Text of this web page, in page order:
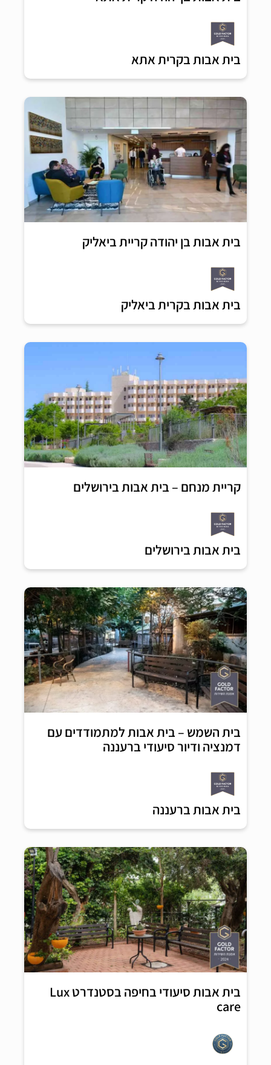
בית אבות בקרית אתא
בית אבות בן יהודה קריית ביאליק
בית אבות בקרית ביאליק
קריית מנחם – בית אבות בירושלים
בית אבות בירושלים
בית השמש – בית אבות למתמודדים עם
דמנציה ודיור סיעודי ברעננה
בית אבות ברעננה
בית אבות סיעודי בחיפה בסטנדרט Lux
care